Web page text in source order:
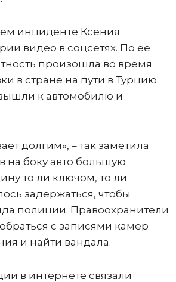
инциденте Ксения
видео в соцсетях. По ее
произошла во время
в стране на пути в Турцию.
к автомобилю и
долгим», – так заметила
на боку авто большую
то ли ключом, то ли
задержаться, чтобы
полиции. Правоохранители
с записями камер
и найти вандала.
в интернете связали